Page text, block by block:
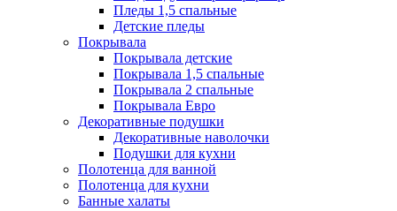
Пледы 1,5 спальные
Детские пледы
Покрывала
Покрывала детские
Покрывала 1,5 спальные
Покрывала 2 спальные
Покрывала Евро
Декоративные подушки
Декоративные наволочки
Подушки для кухни
Полотенца для ванной
Полотенца для кухни
Банные халаты